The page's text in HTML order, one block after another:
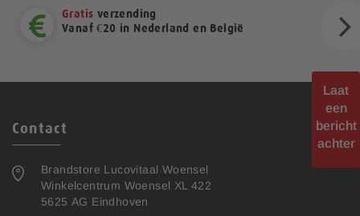
Gratis verzending
Vanaf €20 in Nederland en België
Contact
Brandstore Lucovitaal Woensel
Winkelcentrum Woensel XL 422
5625 AG Eindhoven
Laat
een
bericht
achter